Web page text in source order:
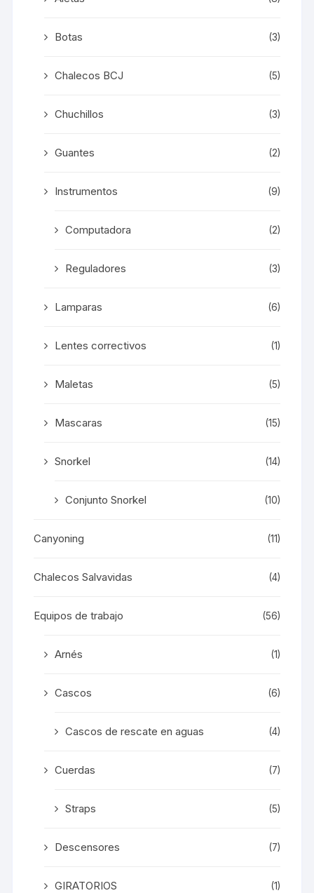
Botas (3)
Chalecos BCJ (5)
Chuchillos (3)
Guantes (2)
Instrumentos (9)
Computadora (2)
Reguladores (3)
Lamparas (6)
Lentes correctivos (1)
Maletas (5)
Mascaras (15)
Snorkel (14)
Conjunto Snorkel (10)
Canyoning (11)
Chalecos Salvavidas (4)
Equipos de trabajo (56)
Arnés (1)
Cascos (6)
Cascos de rescate en aguas (4)
Cuerdas (7)
Straps (5)
Descensores (7)
GIRATORIOS (1)